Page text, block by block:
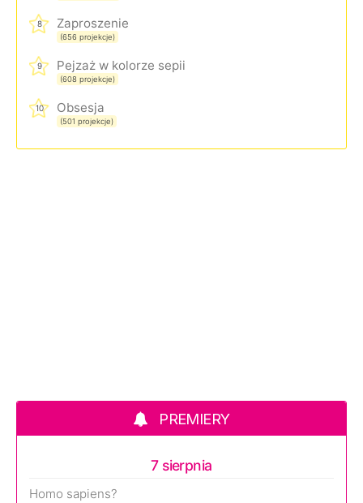
8 Zaproszenie
(656 projekcje)
9 Pejzaż w kolorze sepii
(608 projekcje)
10 Obsesja
(501 projekcje)
PREMIERY
7 sierpnia
Homo sapiens?